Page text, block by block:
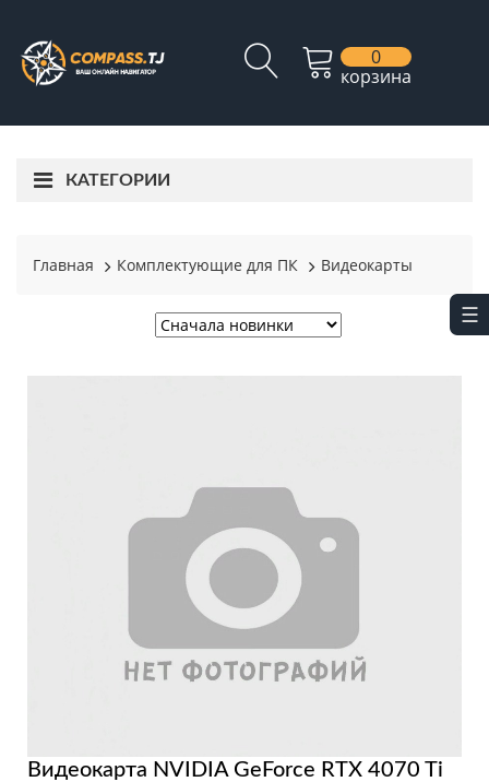
0
корзина
КАТЕГОРИИ
Главная Комплектующие для ПК Видеокарты
Видеокарта NVIDIA GeForce RTX 4070 Ti